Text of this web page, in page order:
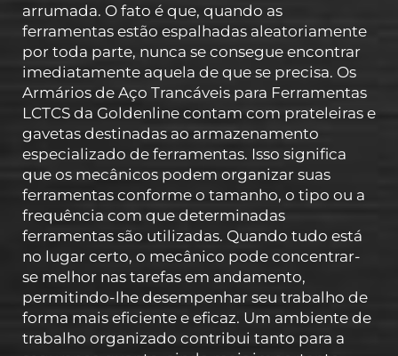
arrumada. O fato é que, quando as
ferramentas estão espalhadas aleatoriamente
por toda parte, nunca se consegue encontrar
imediatamente aquela de que se precisa. Os
Armários de Aço Trancáveis para Ferramentas
LCTCS da Goldenline contam com prateleiras e
gavetas destinadas ao armazenamento
especializado de ferramentas. Isso significa
que os mecânicos podem organizar suas
ferramentas conforme o tamanho, o tipo ou a
frequência com que determinadas
ferramentas são utilizadas. Quando tudo está
no lugar certo, o mecânico pode concentrar-
se melhor nas tarefas em andamento,
permitindo-lhe desempenhar seu trabalho de
forma mais eficiente e eficaz. Um ambiente de
trabalho organizado contribui tanto para a